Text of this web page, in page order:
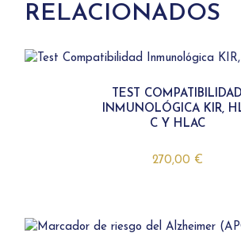
RELACIONADOS
TEST COMPATIBILIDAD
INMUNOLÓGICA KIR,
C Y HLAC
270,00 €